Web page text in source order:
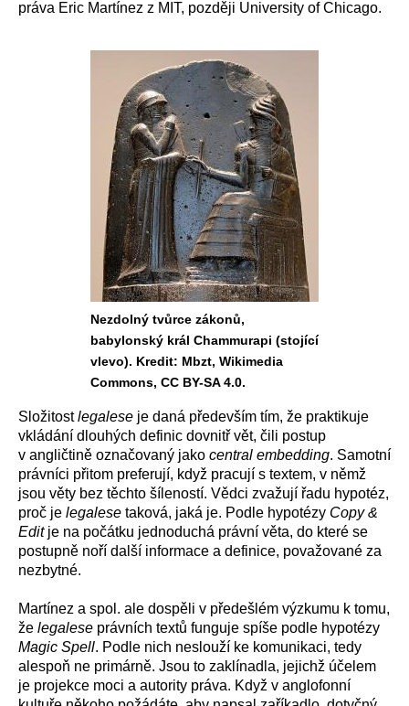
práva Eric Martínez z MIT, později University of Chicago.
Nezdolný tvůrce zákonů,
babylonský král Chammurapi (stojící
vlevo). Kredit: Mbzt, Wikimedia
Commons, CC BY-SA 4.0.
Složitostlegalese je daná především tím, že praktikuje
vkládání dlouhých definic dovnitř vět, čili postup
v angličtině označovaný jako central embedding. Samotní
právníci přitom preferují, když pracují s textem, v němž
jsou věty bez těchto šíleností. Vědci zvažují řadu hypotéz,
proč je legalese taková, jaká je. Podle hypotézy Copy &
Editje na počátku jednoduchá právní věta, do které se
postupně noří další informace a definice, považované za
nezbytné.
Martínez a spol. ale dospěli v předešlém výzkumu k tomu,
že legalese právních textů funguje spíše podle hypotézy
Magic Spell. Podle nich neslouží ke komunikaci, tedy
alespoň ne primárně. Jsou to zaklínadla, jejichž účelem
je projekce moci a autority práva. Když v anglofonní